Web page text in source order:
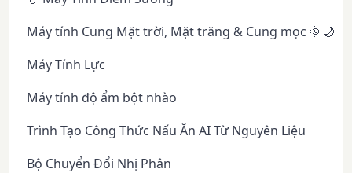
Máy tính Cung Mặt trời, Mặt trăng & Cung mọc 🌞🌙✨
Máy Tính Lực
Máy tính độ ẩm bột nhào
Trình Tạo Công Thức Nấu Ăn AI Từ Nguyên Liệu
Bộ Chuyển Đổi Nhị Phân